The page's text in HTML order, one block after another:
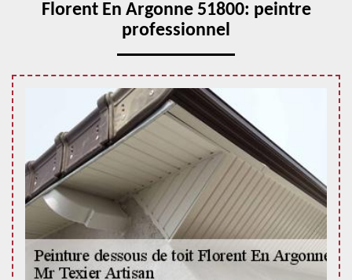
Florent En Argonne 51800: peintre
professionnel